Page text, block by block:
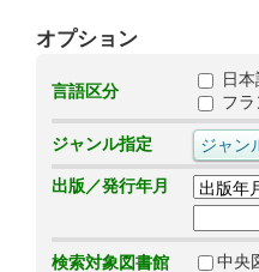
オプション
言語区分
日
フ
ジャンル指定
出版／発行年月
検索対象図書館 中央